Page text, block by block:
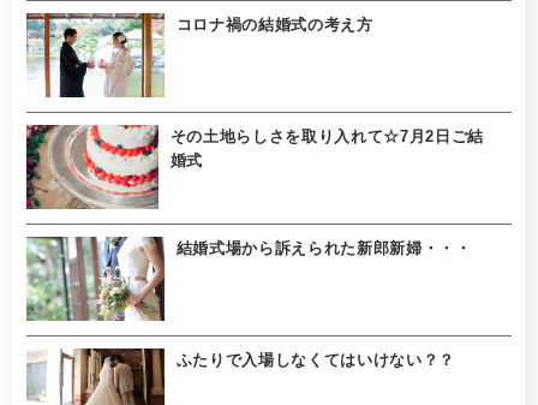
コロナ禍の結婚式の考え方
その土地らしさを取り入れて☆7月2日ご結
婚式
結婚式場から訴えられた新郎新婦・・・
ふたりで入場しなくてはいけない？？